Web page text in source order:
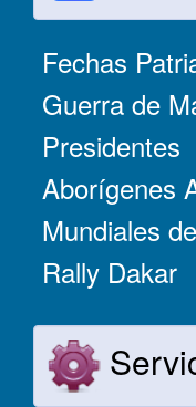
Fechas
Guerra de
Presidentes
Aborígenes
Mundiales
Rally Dakar